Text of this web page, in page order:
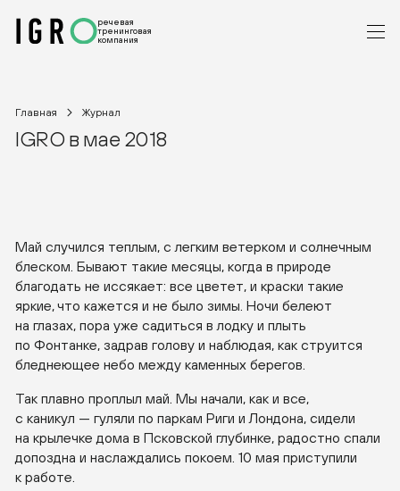
речевая
тренинговая
компания
Главная Журнал
IGRO в мае 2018
Май случился теплым, с легким ветерком и солнечным
блеском. Бывают такие месяцы, когда в природе
благодать не иссякает: все цветет, и краски такие
яркие, что кажется и не было зимы. Ночи белеют
на глазах, пора уже садиться в лодку и плыть
по Фонтанке, задрав голову и наблюдая, как струится
бледнеющее небо между каменных берегов.
Так плавно проплыл май. Мы начали, как и все,
с каникул — гуляли по паркам Риги и Лондона, сидели
на крылечке дома в Псковской глубинке, радостно спали
допоздна и наслаждались покоем. 10 мая приступили
к работе.